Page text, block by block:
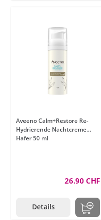
Aveeno Calm+Restore Re-
Hydrierende Nachtcreme
Hafer 50 ml
26.90 CHF
Details